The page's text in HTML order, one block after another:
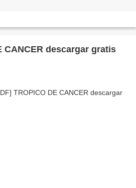
CANCER descargar gratis